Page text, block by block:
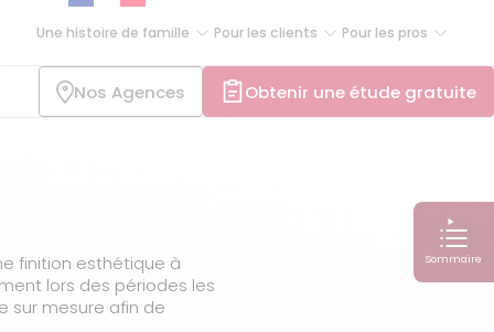
Une histoire de famille Pour les clients Pour les pros
Nos Agences Obtenir une étude gratuite
finition esthétique à
lors des périodes les
sur mesure afin de
Sommaire